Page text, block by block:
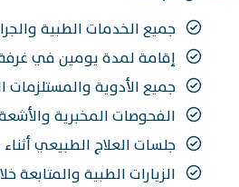
جميع الخدمات الطبية
إقامة لمدة يومين في
جميع الأدوية والمستلزمات
الفحوصات المخبرية والأشعة
جلسات العلاج الطبيعي أثناء
الزيارات الطبية والمتابعة